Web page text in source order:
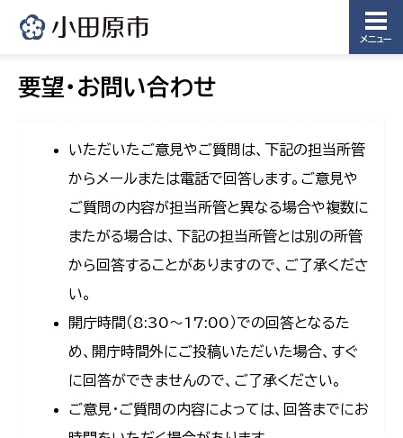
メニュー
要望・お問い合わせ
いただいたご意見やご質問は、下記の担当所管
からメールまたは電話で回答します。ご意見や
ご質問の内容が担当所管と異なる場合や複数に
またがる場合は、下記の担当所管とは別の所管
から回答することがありますので、ご了承くださ
い。
開庁時間（8:30〜17:00）での回答となるた
め、開庁時間外にご投稿いただいた場合、すぐ
に回答ができませんので、ご了承ください。
ご意見・ご質問の内容によっては、回答までにお